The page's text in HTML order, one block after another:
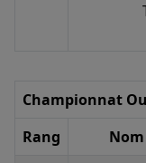
Championnat
Rang
Nom